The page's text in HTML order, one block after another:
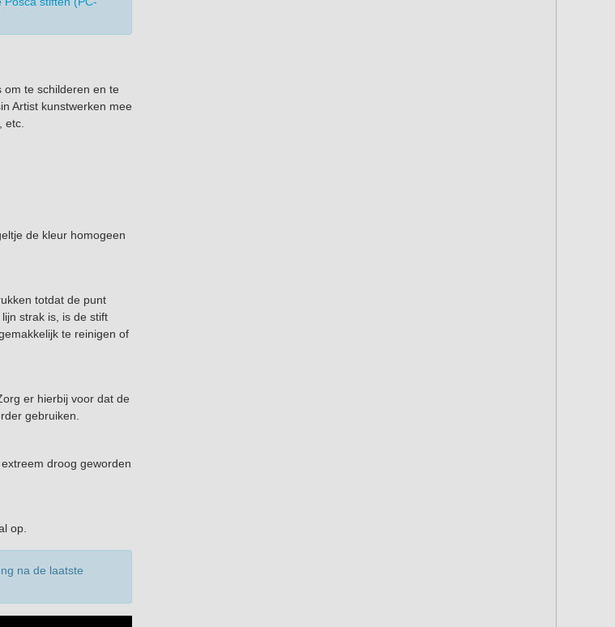
om te schilderen en te
Artist kunstwerken mee
etc.
de kleur homogeen
totdat de punt
strak is, is de stift
te reinigen of
er hierbij voor dat de
gebruiken.
droog geworden
op.
na de laatste